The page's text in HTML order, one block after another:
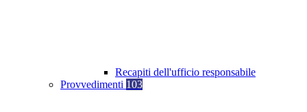
Recapiti dell'ufficio responsabile
Provvedimenti 103